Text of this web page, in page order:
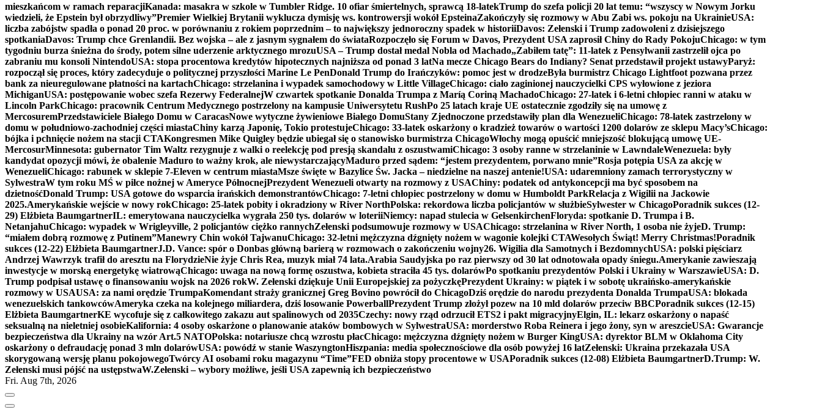
mieszkańcom w ramach reparacjiKanada: masakra w szkole w Tumbler Ridge. 10 ofiar śmiertelnych, sprawcą 18-latekTrump do szefa policji 20 lat temu: “wszyscy w Nowym Jorku
wiedzieli, że Epstein był obrzydliwy”Premier Wielkiej Brytanii wyklucza dymisję ws. kontrowersji wokół EpsteinaZakończyły się rozmowy w Abu Zabi ws. pokoju na UkrainieUSA:
liczba zabójstw spadła o ponad 20 proc. w porównaniu z rokiem poprzednim – to największy jednoroczny spadek w historiiDavos: Zełenski i Trump zadowoleni z dzisiejszego
spotkaniaDavos: Trump chce Grenlandii. Bez wojska – ale z jasnym sygnałem do świataRozpoczęło się Forum w Davos, Prezydent USA zaprosił Chiny do Rady PokojuChicago: w tym
tygodniu burza śnieżna do środy, potem silne uderzenie arktycznego mrozuUSA – Trump dostał medal Nobla od Machado„Zabiłem tatę”: 11-latek z Pensylwanii zastrzelił ojca po
zabraniu mu konsoli NintendoUSA: stopa procentowa kredytów hipotecznych najniższa od ponad 3 latNa mecze Chicago Bears do Indiany? Senat przedstawił projekt ustawyParyż:
rozpoczął się proces, który zadecyduje o politycznej przyszłości Marine Le PenDonald Trump do Irańczyków: pomoc jest w drodzeByła burmistrz Chicago Lightfoot pozwana przez
bank za nieuregulowane płatności na kartachChicago: strzelanina i wypadek samochodowy w Little VillageChicago: ciało zaginionej nauczycielki CPS wyłowione z jeziora
MichiganUSA: postępowanie wobec szefa Rezerwy FederalnejW czwartek spotkanie Donalda Trumpa z Maríą Coriną MachadoChicago: 27-latek i 6-letni chłopiec ranni w ataku w
Lincoln ParkChicago: pracownik Centrum Medycznego postrzelony na kampusie Uniwersytetu RushPo 25 latach kraje UE ostatecznie zgodziły się na umowę z
MercosuremPrzedstawiciele Białego Domu w CaracasNowe wytyczne żywieniowe Białego DomuStany Zjednoczone przedstawiły plan dla WenezueliChicago: 78-latek zastrzelony w
domu w południowo-zachodniej części miastaChiny karzą Japonię, Tokio protestujeChicago: 33-latek oskarżony o kradzież towarów o wartości 1200 dolarów ze sklepu Macy’sChicago:
bójka i pchnięcie nożem na stacji CTAKongresmen Mike Quigley będzie ubiegał się o stanowisko burmistrza ChicagoWłochy mogą opuścić mniejszość blokującą umowę UE-
MercosurMinnesota: gubernator Tim Waltz rezygnuje z walki o reelekcję pod presją skandalu z oszustwamiChicago: 3 osoby ranne w strzelaninie w LawndaleWenezuela: były
kandydat opozycji mówi, że obalenie Maduro to ważny krok, ale niewystarczającyMaduro przed sądem: “jestem prezydentem, porwano mnie”Rosja potępia USA za akcję w
WenezueliChicago: rabunek w sklepie 7-Eleven w centrum miastaMsze święte w Bazylice Św. Jacka – niedzielne na naszej antenie!USA: udaremniony zamach terrorystyczny w
SylwestraW tym roku MŚ w piłce nożnej w Ameryce PółnocnejPrezydent Wenezueli otwarty na rozmowy z USAChiny: podatek od antykoncepcji ma być sposobem na
dzietnośćDonald Trump: USA gotowe do wsparcia irańskich demonstrantówChicago: 7-letni chłopiec postrzelony w domu w Humboldt ParkRelacja z Wigilii na Jackowie
2025.Amerykańskie wejście w nowy rokChicago: 25-latek pobity i okradziony w River NorthPolska: rekordowa liczba policjantów w służbieSylwester w ChicagoPoradnik sukces (12-
29) Elżbieta BaumgartnerIL: emerytowana nauczycielka wygrała 250 tys. dolarów w loteriiNiemcy: napad stulecia w GelsenkirchenFloryda: spotkanie D. Trumpa i B.
NetanjahuChicago: wypadek w Wrigleyville, 2 policjantów ciężko rannychZełenski podsumowuje rozmowy w USAChicago: strzelanina w River North, 1 osoba nie żyjeD. Trump:
“miałem dobrą rozmowę z Putinem”Manewry Chin wokół TajwanuChicago: 32-letni mężczyzna dźgnięty nożem w wagonie kolejki CTAWesołych Świąt! Merry Christmas!Poradnik
sukces (12-22) Elżbieta BaumgartnerJ.D. Vance: spór o Donbas główną barierą w rozmowach o zakończeniu wojny26. Wigilia dla Samotnych i BezdomnychUSA: polski pięściarz
Andrzej Wawrzyk trafił do aresztu na FlorydzieNie żyje Chris Rea, muzyk miał 74 lata.Arabia Saudyjska po raz pierwszy od 30 lat odnotowała opady śniegu.Amerykanie zawieszają
inwestycje w morską energetykę wiatrowąChicago: uwaga na nową formę oszustwa, kobieta straciła 45 tys. dolarówPo spotkaniu prezydentów Polski i Ukrainy w WarszawieUSA: D.
Trump podpisał ustawę o finansowaniu wojsk na 2026 rokW. Zełenski dziękuje Unii Europejskiej za pożyczkęPrezydent Ukrainy: w piątek i w sobotę ukraińsko-amerykańskie
rozmowy w USAUSA: za nami orędzie TrumpaKomendant straży granicznej Greg Bovino powrócił do ChicagoDziś orędzie do narodu prezydenta Donalda TrumpaUSA: blokada
wenezuelskich tankowcówAmeryka czeka na kolejnego miliardera, dziś losowanie PowerballPrezydent Trump złożył pozew na 10 mld dolarów przeciw BBCPoradnik sukces (12-15)
Elżbieta BaumgartnerKE wycofuje się z całkowitego zakazu aut spalinowych od 2035Czechy: nowy rząd odrzucił ETS2 i pakt migracyjnyElgin, IL: lekarz oskarżony o napaść
seksualną na nieletniej osobieKalifornia: 4 osoby oskarżone o planowanie ataków bombowych w SylwestraUSA: morderstwo Roba Reinera i jego żony, syn w areszcieUSA: Gwarancje
bezpieczeństwa dla Ukrainy na wzór Art.5 NATOPolska: notariusze chcą wzrostu płacChicago: mężczyzna dźgnięty nożem w Burger KingUSA: dyrektor BLM w Oklahoma City
oskarżony o defraudację ponad 3 mln dolarówUSA: powódź w stanie WaszyngtonHiszpania: media społecznościowe dla osób powyżej 16 latZełenski: Ukraina przekazała USA
skorygowaną wersję planu pokojowegoTwórcy AI osobami roku magazynu “Time”FED obniża stopy procentowe w USAPoradnik sukces (12-08) Elżbieta BaumgartnerD.Trump: W.
Zełenski musi pójść na ustępstwaW.Zełenski – wybory możliwe, jeśli USA zapewnią ich bezpieczeństwo
Fri. Aug 7th, 2026